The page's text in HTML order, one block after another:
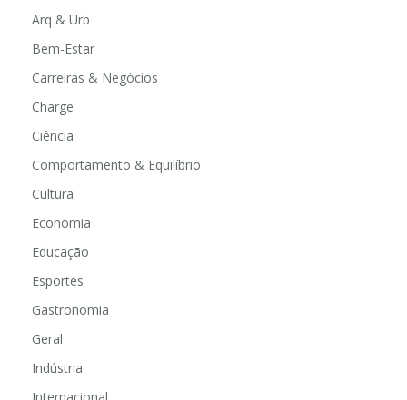
Arq & Urb
Bem-Estar
Carreiras & Negócios
Charge
Ciência
Comportamento & Equilíbrio
Cultura
Economia
Educação
Esportes
Gastronomia
Geral
Indústria